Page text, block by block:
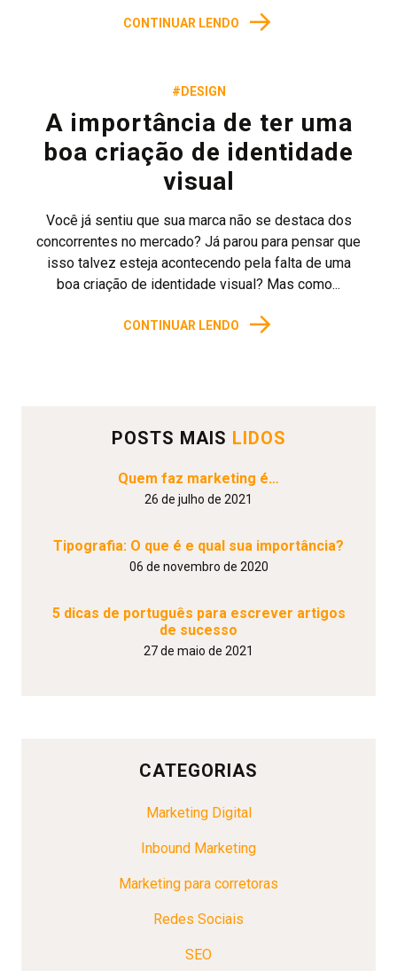
CONTINUAR LENDO →
#DESIGN
A importância de ter uma
boa criação de identidade
visual
Você já sentiu que sua marca não se destaca dos
concorrentes no mercado? Já parou para pensar que
isso talvez esteja acontecendo pela falta de uma
boa criação de identidade visual? Mas como...
CONTINUAR LENDO →
POSTS MAIS LIDOS
Quem faz marketing é…
26 de julho de 2021
Tipografia: O que é e qual sua importância?
06 de novembro de 2020
5 dicas de português para escrever artigos
de sucesso
27 de maio de 2021
CATEGORIAS
Marketing Digital
Inbound Marketing
Marketing para corretoras
Redes Sociais
SEO